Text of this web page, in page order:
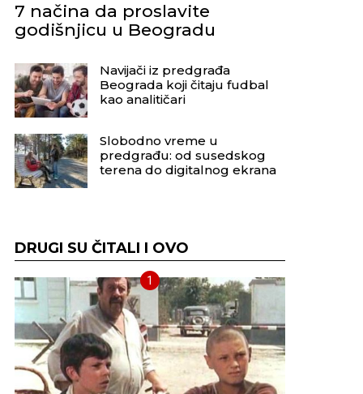
7 načina da proslavite
godišnjicu u Beogradu
Navijači iz predgrađa
Beograda koji čitaju fudbal
kao analitičari
Slobodno vreme u
predgrađu: od susedskog
terena do digitalnog ekrana
DRUGI SU ČITALI I OVO